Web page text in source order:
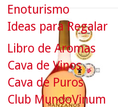
Enoturismo
Ideas para Regalar
Libro de Aromas
Cava de Vinos
Cava de Puros
Club MundoVinum